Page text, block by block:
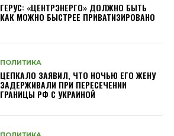
ГЕРУС: «ЦЕНТРЭНЕРГО» ДОЛЖНО БЫТЬ
КАК МОЖНО БЫСТРЕЕ ПРИВАТИЗИРОВАНО
ПОЛИТИКА
ЦЕПКАЛО ЗАЯВИЛ, ЧТО НОЧЬЮ ЕГО ЖЕНУ
ЗАДЕРЖИВАЛИ ПРИ ПЕРЕСЕЧЕНИИ
ГРАНИЦЫ РФ С УКРАИНОЙ